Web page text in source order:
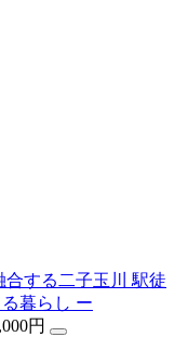
合する二子玉川 駅徒
暮らし ー
円